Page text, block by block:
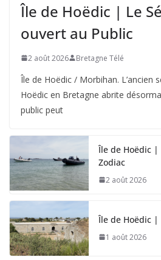
Île de Hoëdic | Le
ouvert au Public
2 août 2026 Bretagne Télé
Île de Hoëdic / Morbihan. L’ancien
Hoëdic en Bretagne abrite
public peut
Île de Hoëdic |
Zodiac
2 août 2026
Île de Hoëdic |
1 août 2026